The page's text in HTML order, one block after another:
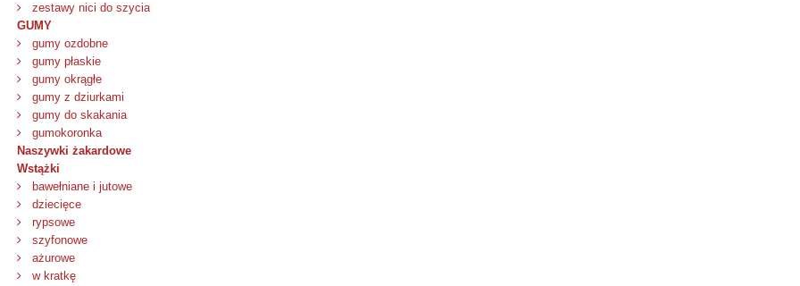
zestawy nici do szycia
GUMY
gumy ozdobne
gumy płaskie
gumy okrągłe
gumy z dziurkami
gumy do skakania
gumokoronka
Naszywki żakardowe
Wstążki
bawełniane i jutowe
dziecięce
rypsowe
szyfonowe
ażurowe
w kratkę